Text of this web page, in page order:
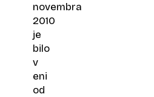
novembra
2010
je
bilo
v
eni
od